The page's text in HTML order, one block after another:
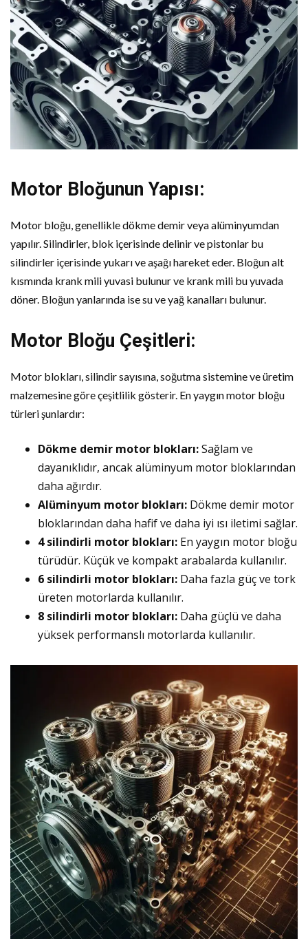
Motor Bloğunun Yapısı:
Motor bloğu, genellikle dökme demir veya alüminyumdan
yapılır. Silindirler, blok içerisinde delinir ve pistonlar bu
silindirler içerisinde yukarı ve aşağı hareket eder. Bloğun alt
kısmında krank mili yuvasi bulunur ve krank mili bu yuvada
döner. Bloğun yanlarında ise su ve yağ kanalları bulunur.
Motor Bloğu Çeşitleri:
Motor blokları, silindir sayısına, soğutma sistemine ve üretim
malzemesine göre çeşitlilik gösterir. En yaygın motor bloğu
türleri şunlardır:
Dökme demir motor blokları:Sağlam ve
dayanıklıdır, ancak alüminyum motor bloklarından
daha ağırdır.
Alüminyum motor blokları: Dökme demir motor
bloklarından daha hafif ve daha iyi ısı iletimi sağlar.
4 silindirli motor blokları: En yaygın motor bloğu
türüdür. Küçük ve kompakt arabalarda kullanılır.
6 silindirli motor blokları: Daha fazla güç ve tork
üreten motorlarda kullanılır.
8 silindirli motor blokları: Daha güçlü ve daha
yüksek performanslı motorlarda kullanılır.